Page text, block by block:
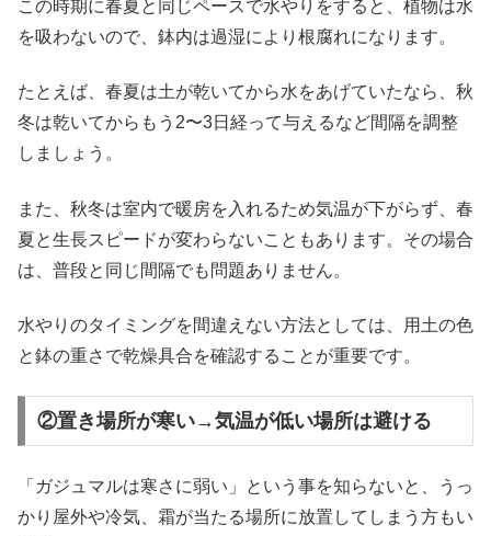
この時期に春夏と同じペースで水やりをすると、植物は水
を吸わないので、鉢内は過湿により根腐れになります。
たとえば、春夏は土が乾いてから水をあげていたなら、秋
冬は乾いてからもう2〜3日経って与えるなど間隔を調整
しましょう。
また、秋冬は室内で暖房を入れるため気温が下がらず、春
夏と生長スピードが変わらないこともあります。その場合
は、普段と同じ間隔でも問題ありません。
水やりのタイミングを間違えない方法としては、用土の色
と鉢の重さで乾燥具合を確認することが重要です。
②置き場所が寒い→気温が低い場所は避ける
「ガジュマルは寒さに弱い」という事を知らないと、うっ
かり屋外や冷気、霜が当たる場所に放置してしまう方もい